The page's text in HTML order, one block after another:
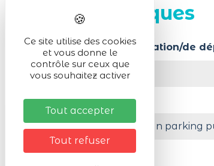
Infos pratiques
Lieu de la manifestation/de
Activité en :
Organisé par
A moins de 200 m d'un parking
Ce site utilise des cookies
et vous donne le
contrôle sur ceux que
vous souhaitez activer
Tout accepter
Tout refuser